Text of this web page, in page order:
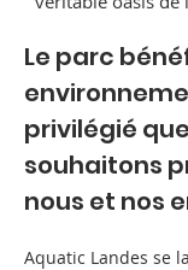
Le parc
privilégié
souhaitons
nous et nos
Aquatic Landes se